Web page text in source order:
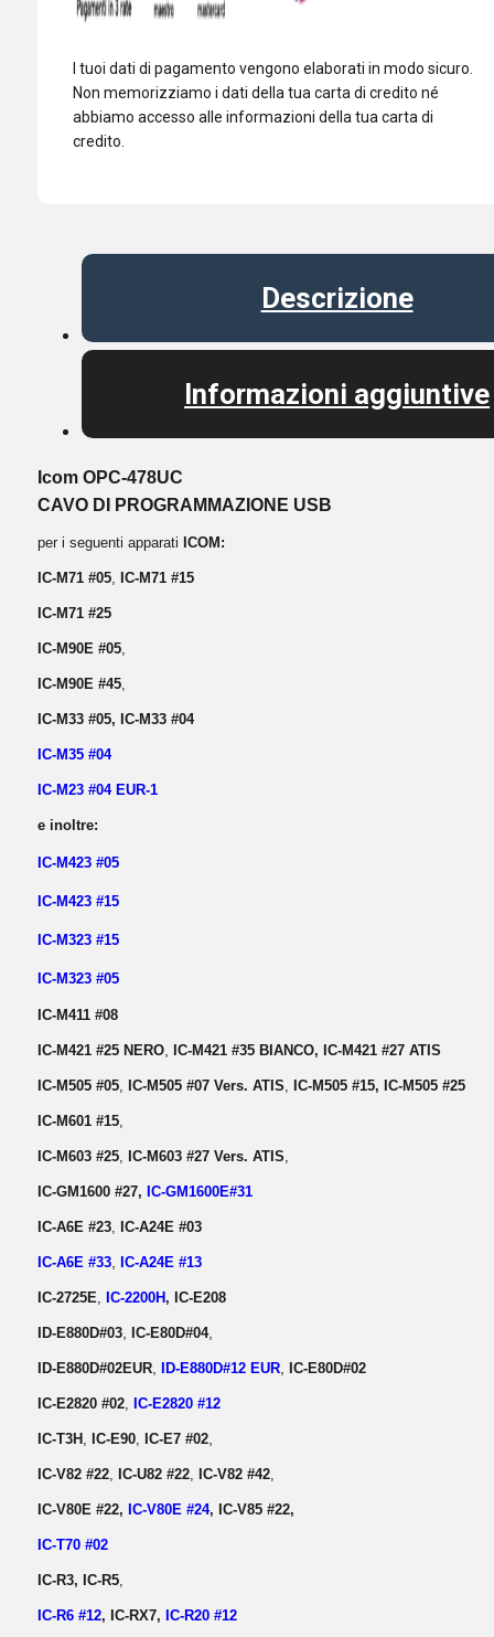
quantità
I tuoi dati di pagamento vengono elaborati in modo sicuro.
Non memorizziamo i dati della tua carta di credito né
abbiamo accesso alle informazioni della tua carta di
credito.
Descrizione
Informazioni aggiuntive
Icom OPC-478UC
CAVO DI PROGRAMMAZIONE USB
per i seguenti apparati ICOM:
IC-M71 #05, IC-M71 #15
IC-M71 #25
IC-M90E #05,
IC-M90E #45,
IC-M33 #05, IC-M33 #04
IC-M35 #04
IC-M23 #04 EUR-1
e inoltre:
IC-M423 #05
IC-M423 #15
IC-M323 #15
IC-M323 #05
IC-M411 #08
IC-M421 #25 NERO, IC-M421 #35 BIANCO, IC-M421 #27 ATIS
IC-M505 #05, IC-M505 #07 Vers. ATIS IC-M505 #15, IC-M505 #25
IC-M601 #15,
IC-M603 #25, IC-M603 #27 Vers. ATIS
IC-GM1600 #27, IC-GM1600E#31
IC-A6E #23, IC-A24E #03
IC-A6E #33, IC-A24E #13
IC-2725E IC-2200H, IC-E208
ID-E880D#03, IC-E80D#04,
ID-E880D#02EUR, ID-E880D#12 EUR, IC-E80D#02
IC-E2820 #02, IC-E2820 #12
IC-T3H, IC-E90, IC-E7 #02,
IC-V82 #22, IC-U82 #22, IC-V82 #42,
IC-V80E #22, IC-V80E #24, IC-V85 #22,
IC-T70 #02
IC-R3, IC-R5,
IC-R6 #12, IC-RX7, IC-R20 #12